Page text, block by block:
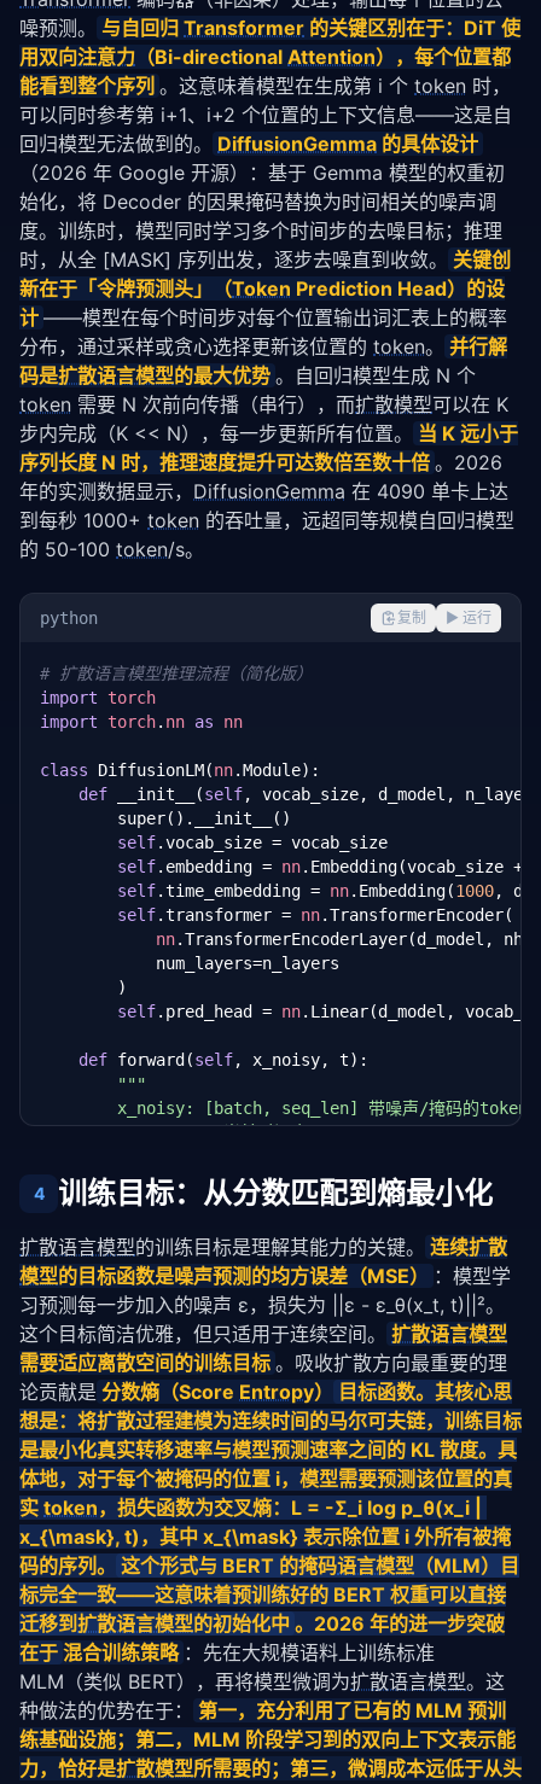
噪预测。
与自回归 Transformer 的关键区别在于：DiT 使
用双向注意力 （Bi-directional Attention），每个位置都
能看到整个序列 。这意味着模型在生成第 i 个 token 时，
可以同时参考第 i+1、i+2 个位置的上下文信息——这是自
回归模型无法做到的。
DiffusionGemma 的具体设计
（2026 年 Google 开源）：基于 Gemma 模型的权重初
始化，将 Decoder 的因果掩码替换为时间相关的噪声调
度。训练时，模型同时学习多个时间步的去噪目标；推理
时，从全 [MASK] 序列出发，逐步去噪直到收敛。
关键创
新在于「令牌预测头」（Token Prediction Head）的设
计 ——模型在每个时间步对每个位置输出词汇表上的概率
分布，通过采样或贪心选择更新该位置的 token。
并行解
码是扩散语言模型的最大优势
token 需要 N 次前向传播（串行），而扩散模型可以在 K
步内完成（K << N），每一步更新所有位置。
当 K 远小于
序列长度 N 时，推理速度提升可达数倍至数十倍 。2026
年的实测数据显示， DiffusionGemma 在 4090 单卡上达
到每秒 1000+ token 的吞吐量，远超同等规模自回归模型
的 50-100 token/s。
python 复制 ▶ 运行
# 扩散语言模型推理流程（简化版）
import torch
import torch. nn as nn
class DiffusionLM(nn.Module):
def __init__(self, vocab_size, d_model,
        super().__init__()
self.vocab_size = vocab_size
self.embedding = nn.Embedding(vocab_size +
self.time_embedding = nn.Embedding(1000,
self.transformer = nn.TransformerEncoder(
nn.TransformerEncoderLayer(d_model,
            num_layers=n_layers
        )
self.pred_head = nn.Linear(d_model,
def forward(self, x_noisy, t):
"""
x_noisy: [batch, seq_len] 带噪声/掩码的token
        t: [batch] 当前时间步
# 嵌入
        x_emb =
self.embedding(x_noisy) # [B, S, D]
# 时间步信息广播到每个位置
        x_emb = x_emb + t_emb.unsqueeze(
1)
# Transformer 编码（双向注意力）
        x_enc =
self.transformer(x_emb.transpose(
# 预测每个位置的 token 分布
        logits =
self.pred_head(x_enc) # [B, S, V]
return logits
def generate(model, seq_len, steps=50, temperature=
"""从全 [MASK] 序列开始，逐步去噪生成文本"""
    batch_size =
1
    mask_token = model.vocab_size
# [MASK] 索引
# 初始化：全 [MASK]
    x =
torch.full((batch_size, seq_len),
for t in range(steps, 0, -
):
        t_tensor =
torch.full((batch_size,), t)
        logits = model(x, t_tensor)
4 训练目标：从分数匹配到熵最小化
扩散语言模型的训练目标是理解其能力的关键。 连续扩散
模型的目标函数是噪声预测的均方误差（MSE）
：模型学
习预测每一步加入的噪声 ε，损失为 ||ε - ε_θ(x_t, t)||²。
这个目标简洁优雅，但只适用于连续空间。
扩散语言模型
需要适应离散空间的训练目标 。吸收扩散方向最重要的理
论贡献是 分数熵（Score Entropy）
目标函数。其核心思
想是：将扩散过程建模为连续时间的马尔可夫链，训练目标
是最小化真实转移速率与模型预测速率之间的 KL 散度。具
体地，对于每个被掩码的位置 i，模型需要预测该位置的真
实 token，损失函数为交叉熵：L = -Σ_i log p_θ(x_i |
x_{\mask}, t)，其中 x_{\mask} 表示除位置 i 外所有被掩
码的序列。
这个形式与 BERT 的掩码语言模型 （MLM）目
标完全一致——这意味着预训练好的 BERT 权重可以直接
迁移到扩散语言模型的初始化中 。2026 年的进一步突破
在于 混合训练策略 ：先在大规模语料上训练标准
MLM（类似 BERT），再将模型微调为扩散语言模型。这
种做法的优势在于：
第一，充分利用了已有的 MLM 预训
练基础设施；第二，MLM 阶段学习到的双向上下文表示能
力，恰好是扩散模型所需要的；第三，微调成本远低于从头